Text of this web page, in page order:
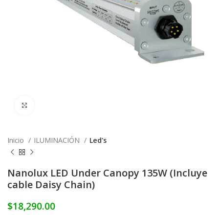
Inicio ILUMINACIÓN Led's
Nanolux LED Under Canopy 135W (Incluye
cable Daisy Chain)
$18,290.00